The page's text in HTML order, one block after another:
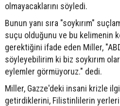
olmayacaklarını söyledi.
Bunun yanı sıra "soykırım"
suçu olduğunu ve bu kelimenin
gerektiğini ifade eden Miller,
söyleyebilirim ki biz soykırım
eylemler görmüyoruz." dedi.
Miller, Gazze'deki insani krizle
getirdiklerini, Filistinlilerin